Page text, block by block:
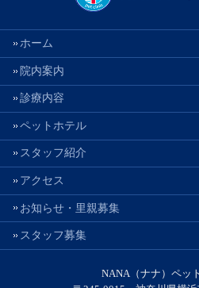
ホーム
院内案内
診療内容
ペットホテル
スタッフ紹介
アクセス
お知らせ・里親募集
スタッフ募集
NANA（ナナ）ペッ